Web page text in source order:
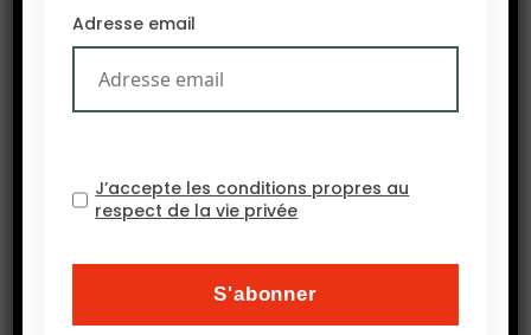
Adresse email
J’accepte les conditions propres au
respect de la vie privée